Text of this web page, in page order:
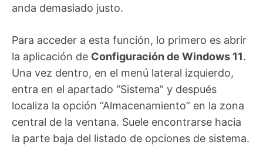
anda demasiado justo.
Para acceder a esta función, lo primero es abrir
la aplicación de Configuración de Windows 11.
Una vez dentro, en el menú lateral izquierdo,
entra en el apartado “Sistema” y después
localiza la opción “Almacenamiento” en la zona
central de la ventana. Suele encontrarse hacia
la parte baja del listado de opciones de sistema.